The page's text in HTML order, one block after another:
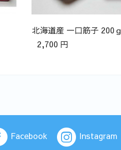
北海道産 一口筋子 200ｇ
2,700 円
Facebook Instagram